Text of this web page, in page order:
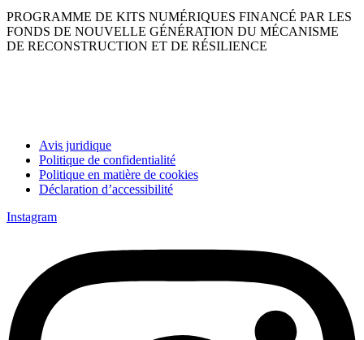
PROGRAMME DE KITS NUMÉRIQUES FINANCÉ PAR LES
FONDS DE NOUVELLE GÉNÉRATION DU MÉCANISME
DE RECONSTRUCTION ET DE RÉSILIENCE
Avis juridique
Politique de confidentialité
Politique en matière de cookies
Déclaration d’accessibilité
Instagram